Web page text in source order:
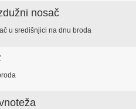
nosač
u središnjici na dnu broda